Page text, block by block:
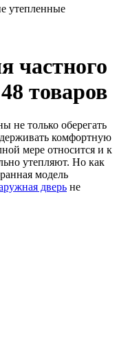
утепленные
частного
48 товаров
не только оберегать
комфортную
мере относится и к
утепляют. Но как
модель
дверь не